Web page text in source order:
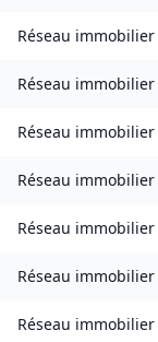
Réseau immobilier
Réseau immobilier
Réseau immobilier
Réseau immobilier
Réseau immobilier
Réseau immobilier
Réseau immobilier